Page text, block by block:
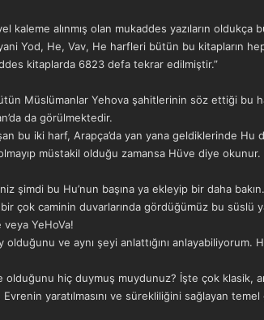
kaleme alınmış olan mukaddes yazıların oldukça
Yod, He, Vav, He harfleri bütün bu kitapların
kitaplarda 6823 defa tekrar edilmiştir.”
Müslümanlar Yehova şahitlerinin söz ettiği bu
da görülmektedir.
bu iki harf, Arapça’da yan yana geldiklerinde Hu
müstakil olduğu zamansa Hüve diye okunur.
şimdi bu Hu’nun başına ya ekleyip bir daha
çok caminin duvarlarında gördüğümüz bu süslü
YeHoVa!
olduğunu ve aynı şeyi anlattığını
olduğunu hiç duymuş muydunuz? İşte çok klasik,
Evrenin yaratılmasını ve sürekliliğini sağlayan